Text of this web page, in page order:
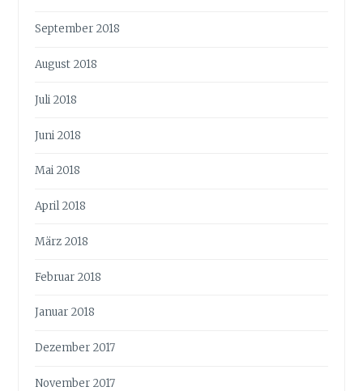
September 2018
August 2018
Juli 2018
Juni 2018
Mai 2018
April 2018
März 2018
Februar 2018
Januar 2018
Dezember 2017
November 2017